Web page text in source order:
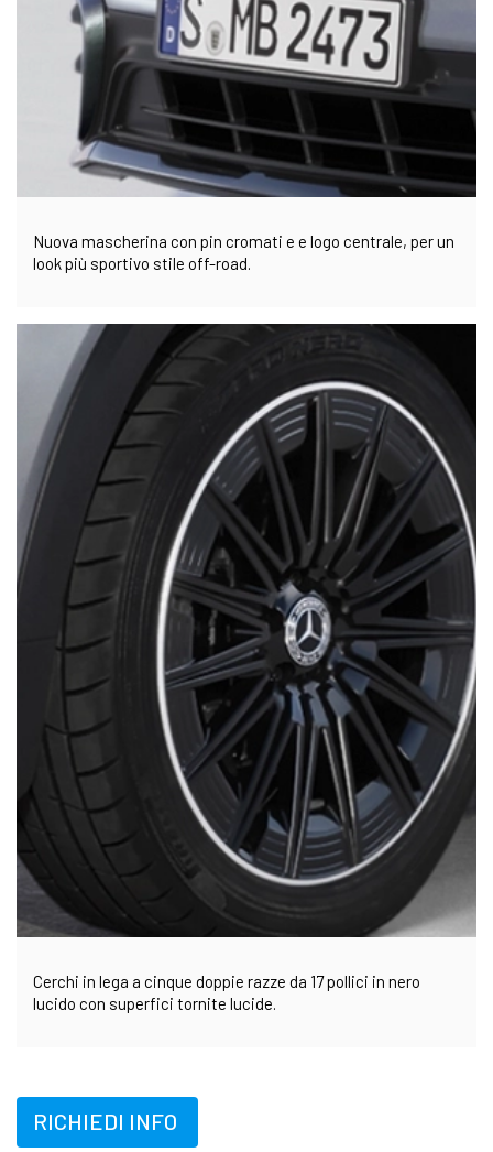
Nuova mascherina con pin cromati e e logo centrale, per un
look più sportivo stile off-road.
Cerchi in lega a cinque doppie razze da 17 pollici in nero
lucido con superfici tornite lucide.
RICHIEDI INFO